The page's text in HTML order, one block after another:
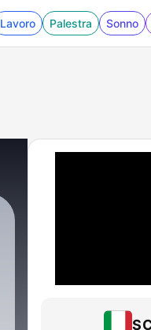
Lavoro Palestra Sonno